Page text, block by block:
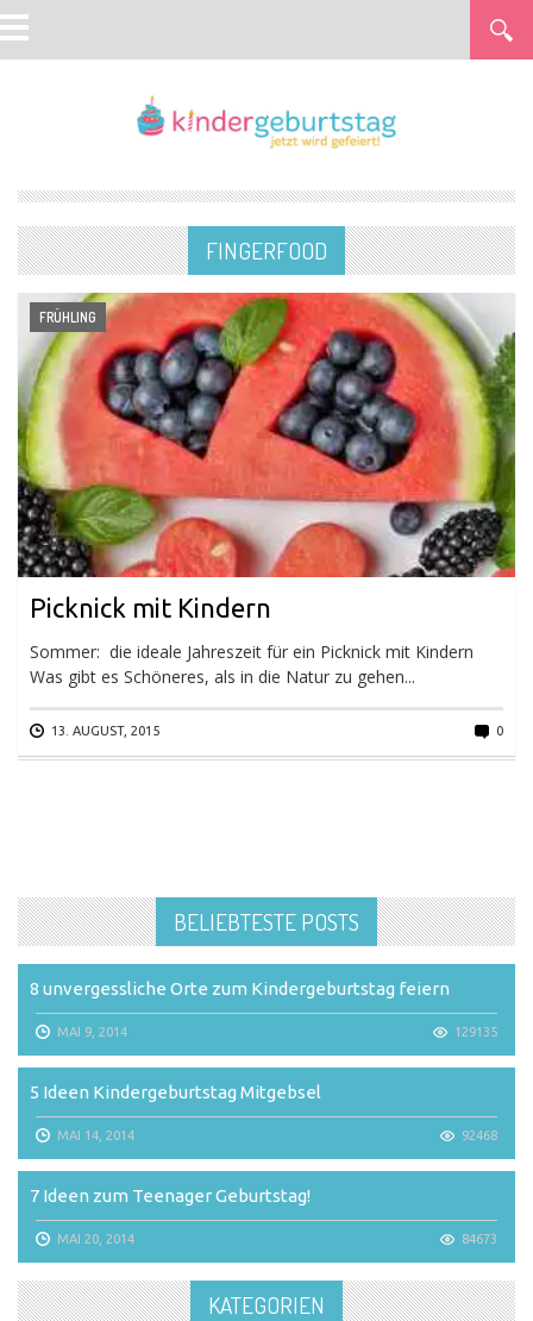
FINGERFOOD
FRÜHLING
Picknick mit Kindern
Sommer: die ideale Jahreszeit für ein Picknick mit Kindern
Was gibt es Schöneres, als in die Natur zu gehen...
13. AUGUST, 2015 0
BELIEBTESTE POSTS
8 unvergessliche Orte zum Kindergeburtstag feiern
MAI 9, 2014 129135
5 Ideen Kindergeburtstag Mitgebsel
MAI 14, 2014 92468
7 Ideen zum Teenager Geburtstag!
MAI 20, 2014 84673
KATEGORIEN